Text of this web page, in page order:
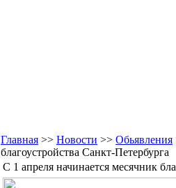
Главная >> Новости >> Обьявления
благоустройства Санкт-Петербурга
С 1 апреля начинается месячник